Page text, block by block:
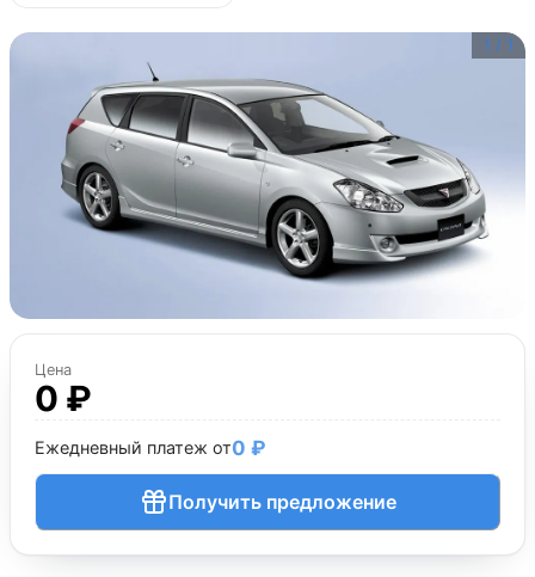
1 / 1
Цена
0 ₽
Ежедневный платеж от0 ₽
Получить предложение